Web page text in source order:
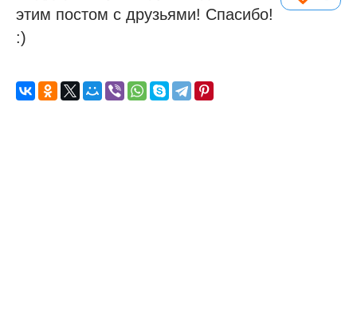
этим постом с друзьями! Спасибо!
:)